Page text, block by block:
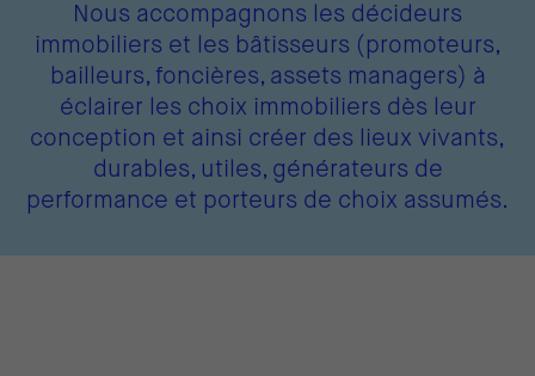
Nous accompagnons les décideurs
immobiliers et les bâtisseurs (promoteurs,
bailleurs, foncières, assets managers) à
éclairer les choix immobiliers dès leur
conception et ainsi créer des lieux vivants,
durables, utiles, générateurs de
performance et porteurs de choix assumés.